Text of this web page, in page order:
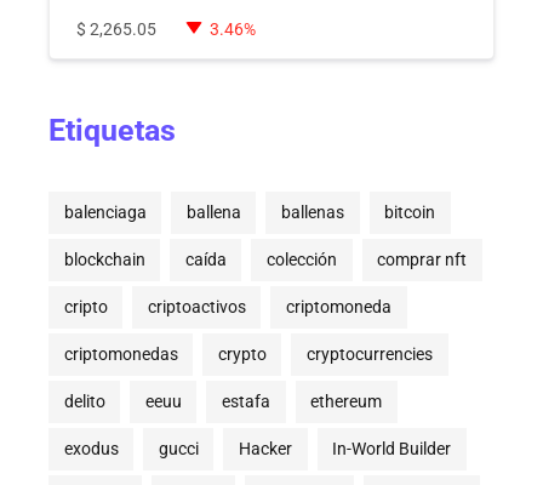
$ 2,265.05 3.46%
Etiquetas
balenciaga ballena ballenas bitcoin
blockchain caída colección comprar nft
cripto criptoactivos criptomoneda
criptomonedas crypto cryptocurrencies
delito eeuu estafa ethereum
exodus gucci Hacker In-World Builder